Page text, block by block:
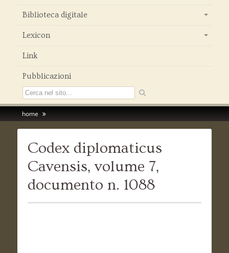
Biblioteca digitale
Lexicon
Link
Pubblicazioni
home
Codex diplomaticus
Cavensis, volume 7,
documento n. 1088